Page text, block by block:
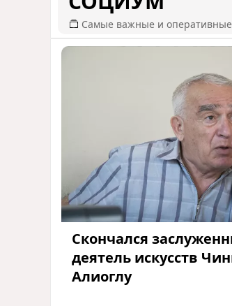
Самые важные и
Скончался
деятель искусств
Алиоглу